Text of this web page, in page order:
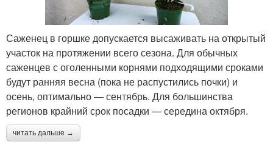
Саженец в горшке допускается высаживать на открытый
участок на протяжении всего сезона. Для обычных
саженцев с оголенными корнями подходящими сроками
будут ранняя весна (пока не распустились почки) и
осень, оптимально — сентябрь. Для большинства
регионов крайний срок посадки — середина октября.
читать дальше →